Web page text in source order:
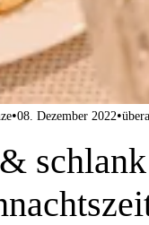
•08. Dezember 2022•